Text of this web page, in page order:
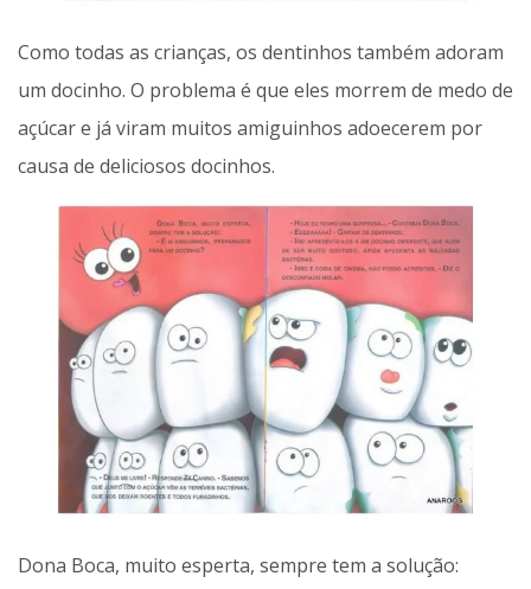
Como todas as crianças, os dentinhos também adoram
um docinho. O problema é que eles morrem de medo de
açúcar e já viram muitos amiguinhos adoecerem por
causa de deliciosos docinhos.
Dona Boca, muito esperta, sempre tem a solução: